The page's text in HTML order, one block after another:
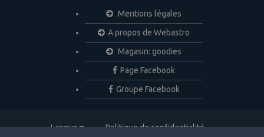
Mentions légales
A propos de Webastro
Magasin: goodies
Page Facebook
Groupe Facebook
Langue
Politique de confidentialité